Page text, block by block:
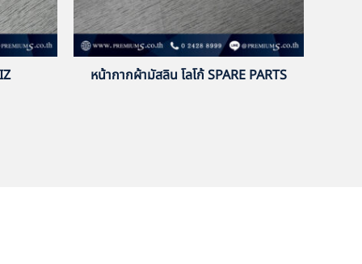
หน้ากากผ้ามัสลิน โลโก้ SPARE PARTS